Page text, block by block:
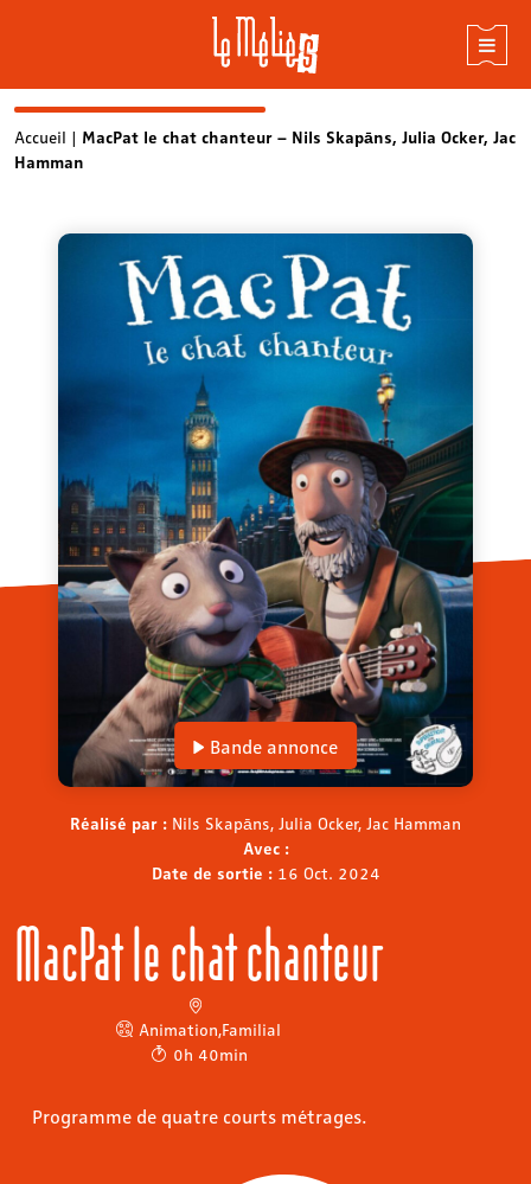
Skip
to
Accueil | MacPat le chat chanteur – Nils Skapāns, Julia Ocker, Jac
Hamman
Bande annonce
Réalisé par : Nils Skapāns, Julia Ocker, Jac Hamman
Avec :
Date de sortie : 16 Oct. 2024
MacPat le chat chanteur
Animation,Familial
0h 40min
Programme de quatre courts métrages.